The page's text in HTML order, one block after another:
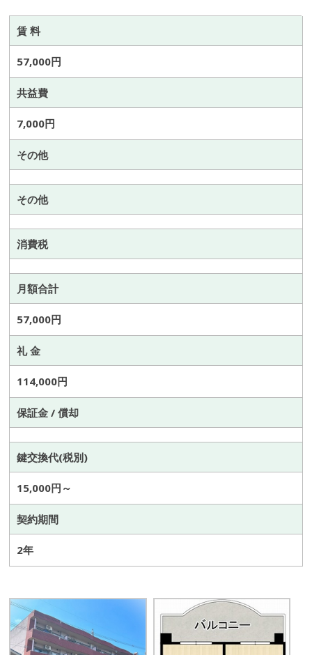
賃 料
57,000円
共益費
7,000円
その他
その他
消費税
月額合計
57,000円
礼 金
114,000円
保証金 / 償却
鍵交換代(税別)
15,000円～
契約期間
2年